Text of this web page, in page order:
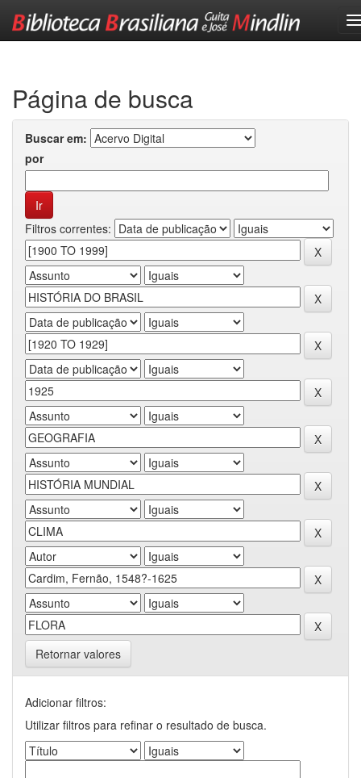
Página de busca
Buscar em:
por
Filtros correntes:
Retornar valores
Adicionar filtros:
Utilizar filtros para refinar o resultado de busca.